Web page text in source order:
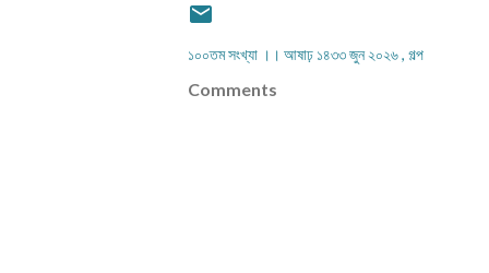
১০০তম সংখ্যা ।। আষাঢ় ১৪৩৩ জুন ২০২৬ গল্প
Comments